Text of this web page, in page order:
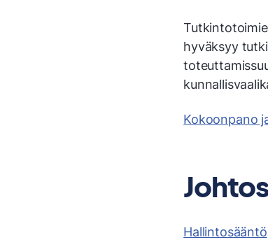
hyväksyy
Kokoonpano
Hallintosääntö